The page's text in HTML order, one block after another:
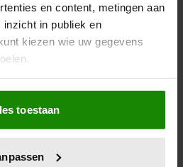
en content, metingen aan
in publiek en
kiezen wie uw gegevens
we ook graag:
over uw geografische
meter nauwkeurig kan zijn
eigenschappen (fingerprinting)
toestaan
haar leven zonder
hebben enorm veel
gehad’
de Bakker
met veel plezier over alles